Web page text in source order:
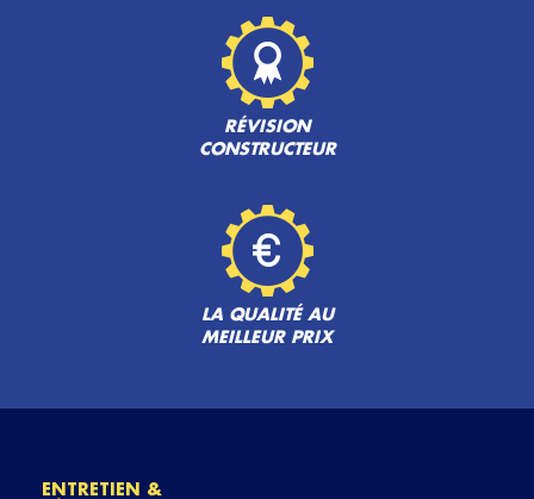
RÉVISION
CONSTRUCTEUR
LA QUALITÉ AU
MEILLEUR PRIX
ENTRETIEN &